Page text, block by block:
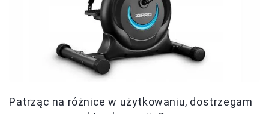
Patrząc na różnice w użytkowaniu, dostrzegam